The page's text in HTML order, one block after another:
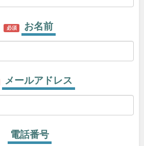
必須 お名前
メールアドレス
電話番号